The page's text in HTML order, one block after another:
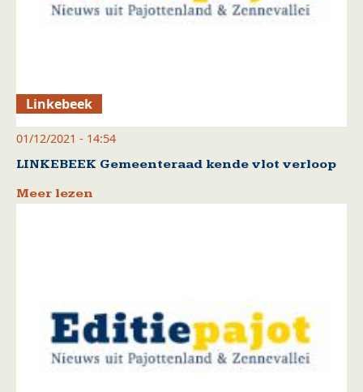
Linkebeek
01/12/2021 - 14:54
LINKEBEEK Gemeenteraad kende vlot verloop
Meer lezen